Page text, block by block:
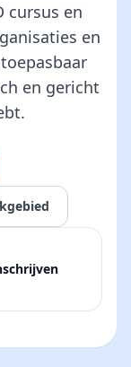
cursus en
en
en gericht